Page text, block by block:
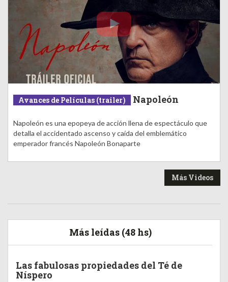
Avances de Películas (trailer) Napoleón
Napoleón es una epopeya de acción llena de espectáculo que
detalla el accidentado ascenso y caída del emblemático
emperador francés Napoleón Bonaparte
Más Videos
Más leídas (48 hs)
Las fabulosas propiedades del Té de
Níspero